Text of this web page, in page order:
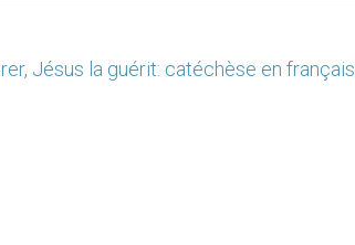
Jésus la guérit: catéchèse en français